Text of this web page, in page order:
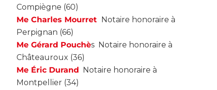
Compiègne (60)
Me Charles Mourret
Notaire honoraire à
Perpignan (66)
Me Gérard Pouchès Notaire honoraire à
Châteauroux (36)
Me Éric Durand Notaire honoraire à
Montpellier (34)